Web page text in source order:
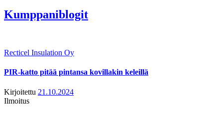
Kumppaniblogit
Recticel Insulation Oy
PIR-katto pitää pintansa kovillakin keleillä
Kirjoitettu 21.10.2024
Ilmoitus